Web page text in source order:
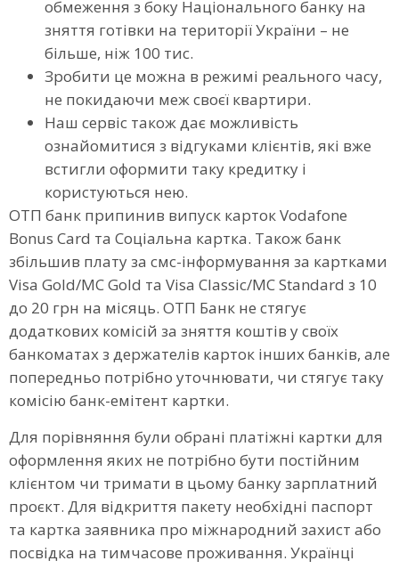
обмеження з боку Національного банку на
зняття готівки на території України – не
більше, ніж 100 тис.
Зробити це можна в режимі реального часу,
не покидаючи меж своєї квартири.
Наш сервіс також дає можливість
ознайомитися з відгуками клієнтів, які вже
встигли оформити таку кредитку і
користуються нею.
ОТП банк припинив випуск карток Vodafone
Bonus Card та Соціальна картка. Також банк
збільшив плату за смс-інформування за картками
Visa Gold/MC Gold та Visa Classic/MC Standard з 10
до 20 грн на місяць. ОТП Банк не стягує
додаткових комісій за зняття коштів у своїх
банкоматах з держателів карток інших банків, але
попередньо потрібно уточнювати, чи стягує таку
комісію банк-емітент картки.
Для порівняння були обрані платіжні картки для
оформлення яких не потрібно бути постійним
клієнтом чи тримати в цьому банку зарплатний
проєкт. Для відкриття пакету необхідні паспорт
та картка заявника про міжнародний захист або
посвідка на тимчасове проживання. Українці